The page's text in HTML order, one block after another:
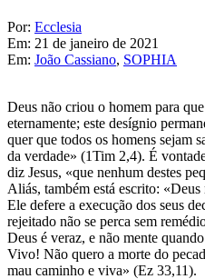
Por: Ecclesia
Em: 21 de janeiro de 2021
Em: João Cassiano, SOPHIA
Deus não criou o homem para
eternamente; este desígnio
quer que todos os homens sejam
da verdade» (1Tim 2,4). É
diz Jesus, «que nenhum destes
Aliás, também está escrito:
Ele defere a execução dos seus
rejeitado não se perca sem
Deus é veraz, e não mente
Vivo! Não quero a morte do
mau caminho e viva» (Ez 33,11).